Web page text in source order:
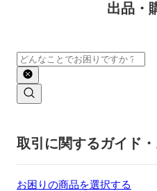
出品・
検索
取引に関するガイド
お困りの商品を選択する